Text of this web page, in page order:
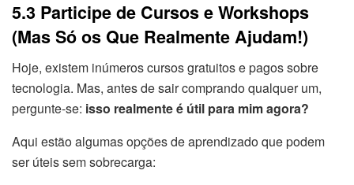
5.3 Participe de Cursos e Workshops
(Mas Só os Que Realmente Ajudam!)
Hoje, existem inúmeros cursos gratuitos e pagos sobre
tecnologia. Mas, antes de sair comprando qualquer um,
pergunte-se: isso realmente é útil para mim agora?
Aqui estão algumas opções de aprendizado que podem
ser úteis sem sobrecarga: